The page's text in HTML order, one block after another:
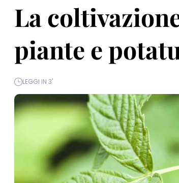
La
piante e
LEGGI IN 3'